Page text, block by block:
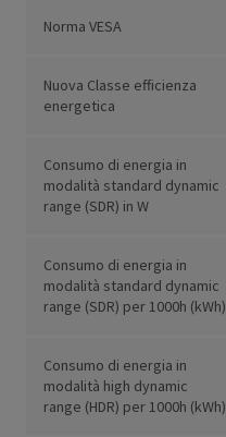
Norma VESA
Nuova Classe efficienza
energetica
Consumo di energia in
modalità standard dynamic
range (SDR) in W
Consumo di energia in
modalità standard dynamic
range (SDR) per 1000h (kWh)
Consumo di energia in
modalità high dynamic
range (HDR) per 1000h (kWh)